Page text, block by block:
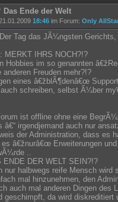
Ende der Welt
18:46 im Forum: Only
Tag das JÃ¼ngsten
MERKT IHRS NOCH?!?
Hobbies im so genannten
anderen Freuden mehr?!?
eines â€žblÃ¶denâ€œ
schreiben, selbst Ã¼ber
ist offline ohne eine
â€“ irgendjemand auch nur
der Administration, dass es
es â€žnurâ€œ Erweiterungen
..
ENDE DER WELT SEIN?!?
nur halbwegs reife Mensch
mal hinzunehmen, den
auch mal anderen Dingen des
geschimpft, da wird